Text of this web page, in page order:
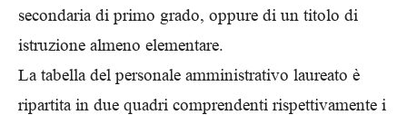
secondaria di primo grado, oppure di un titolo di
istruzione almeno elementare.
La tabella del personale amministrativo laureato è
ripartita in due quadri comprendenti rispettivamente i